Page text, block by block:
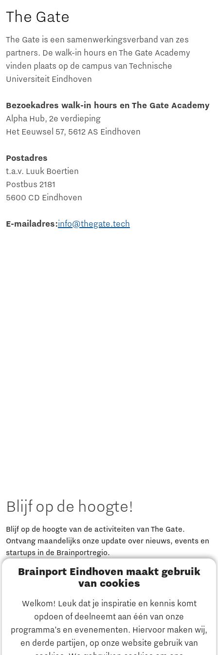
Brainport Eindhoven maakt gebruik
van cookies
Welkom! Leuk dat je inspiratie en kennis komt
opdoen of deelneemt aan één van onze
programma’s en evenementen. Hiervoor maken wij,
en derde partijen, op onze website gebruik van
The Gate
The Gate is een samenwerkingsverband van zes
partners. De walk-in hours en The Gate Academy
vinden plaats op de campus van Technische
Universiteit Eindhoven
Bezoekadres walk-in hours en The Gate Academy
Alpha Hub, 2e verdieping
Het Eeuwsel 57, 5612 AS Eindhoven
Postadres
t.a.v. Luuk Boertien
Postbus 2181
5600 CD Eindhoven
E-mailadres:info@thegate.tech
Blijf op de hoogte!
Blijf op de hoogte van de activiteiten van The Gate.
Ontvang maandelijks onze update over nieuws, events en
startups in de Brainportregio.
Meld je aan
Heb je een vraag?
E-mailadres:info@thegate.tech